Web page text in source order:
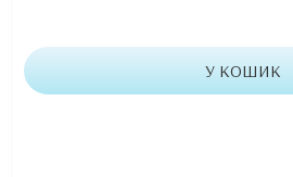
У КОШИК